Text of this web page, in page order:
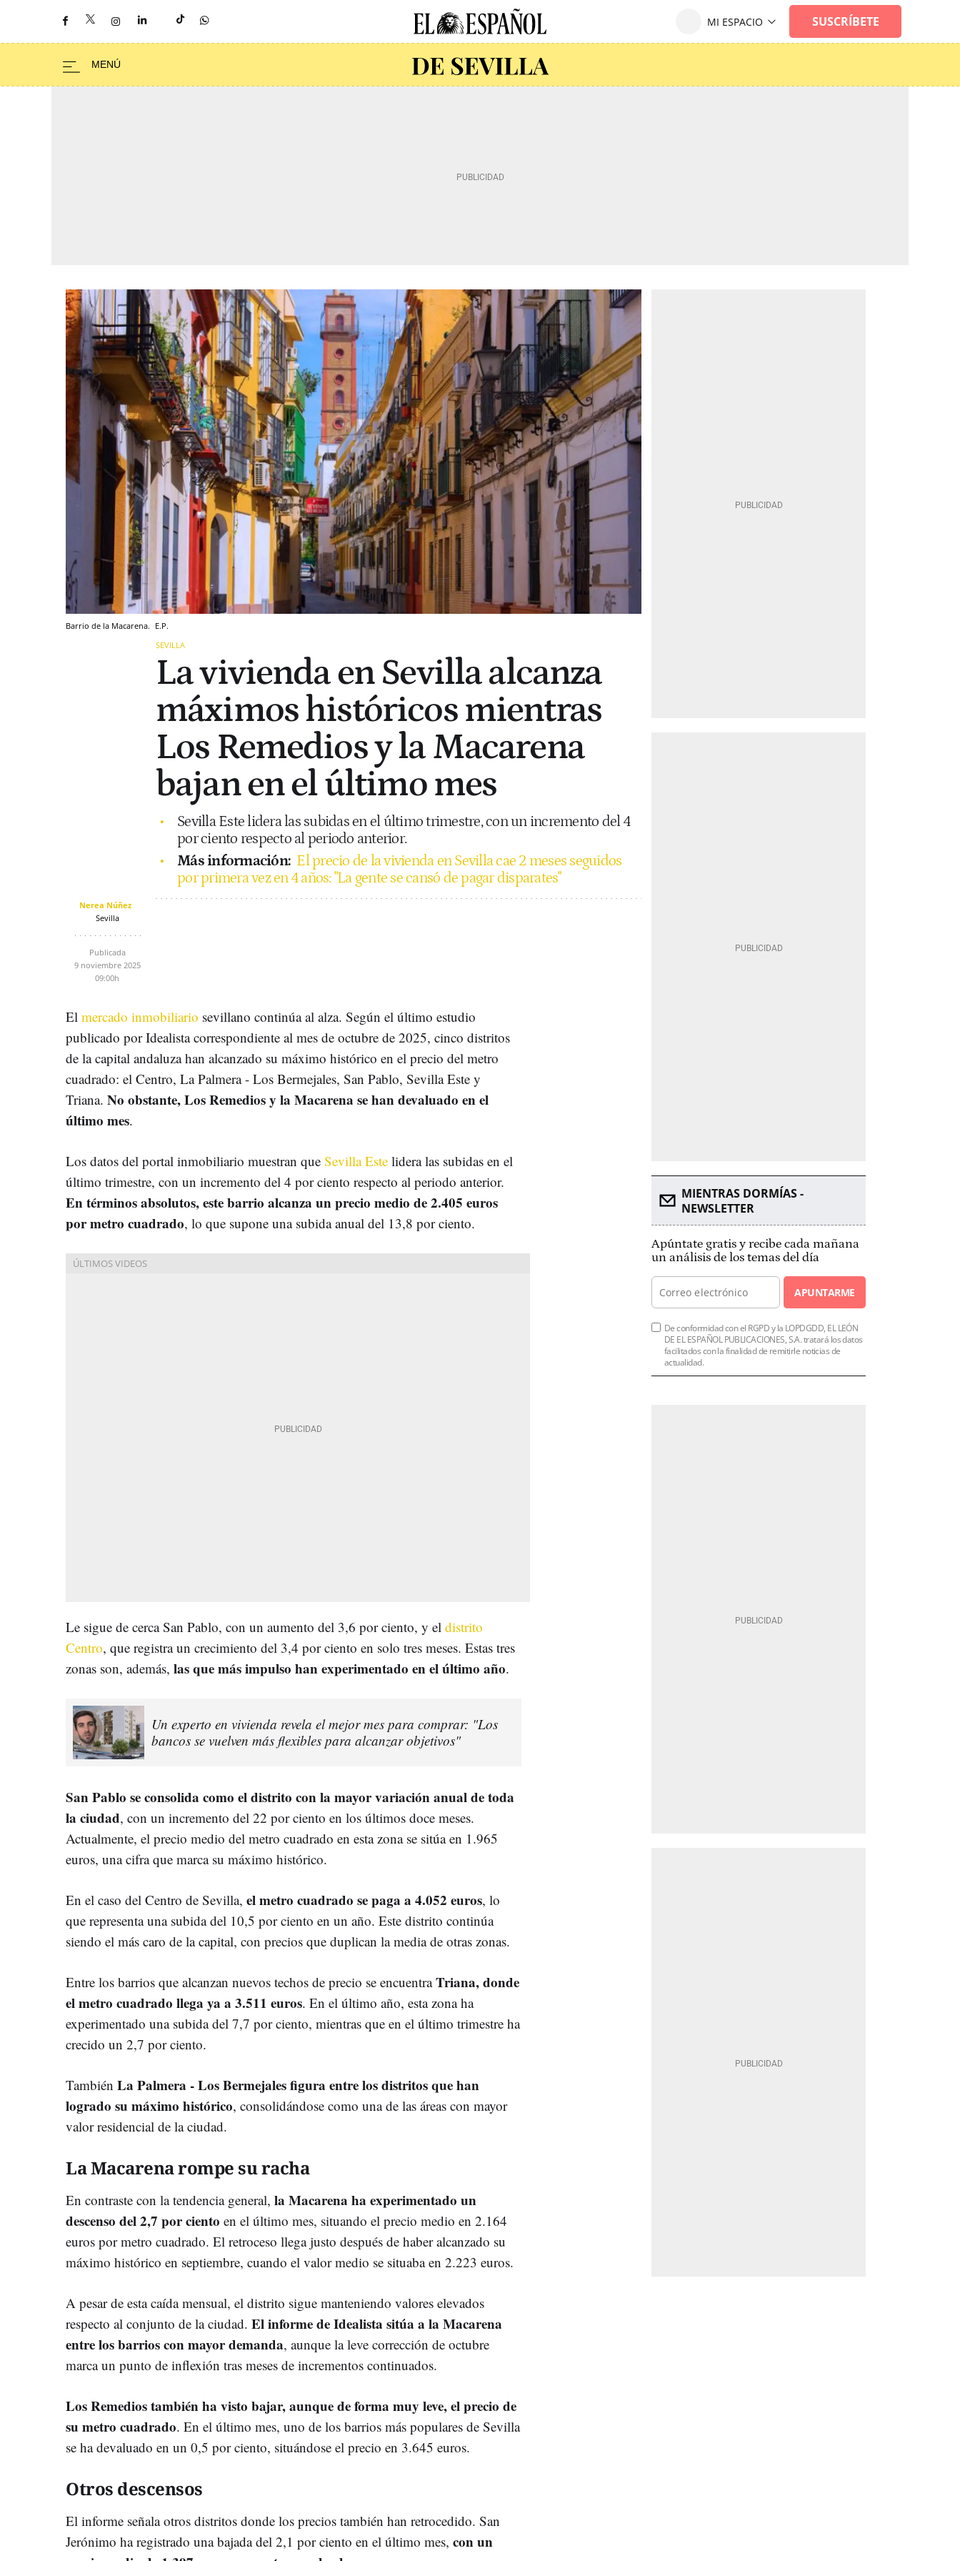
Barrio de la Macarena. E.P.
SEVILLA
La vivienda en Sevilla alcanza
máximos históricos mientras
Los Remedios y la Macarena
bajan en el último mes
Sevilla Este lidera las subidas en el último trimestre, con un incremento del 4
por ciento respecto al periodo anterior.
Más información: El precio de la vivienda en Sevilla cae 2 meses seguidos
por primera vez en 4 años: "La gente se cansó de pagar disparates"
Nerea Núñez
Sevilla
Publicada
9 noviembre 2025
09:00h
El mercado inmobiliario sevillano continúa al alza. Según el último estudio
publicado por Idealista correspondiente al mes de octubre de 2025, cinco distritos
de la capital andaluza han alcanzado su máximo histórico en el precio del metro
cuadrado: el Centro, La Palmera - Los Bermejales, San Pablo, Sevilla Este y
Triana. No obstante, Los Remedios y la Macarena se han devaluado en el
último mes.
Los datos del portal inmobiliario muestran que Sevilla Este lidera las subidas en el
último trimestre, con un incremento del 4 por ciento respecto al periodo anterior.
En términos absolutos, este barrio alcanza un precio medio de 2.405 euros
por metro cuadrado, lo que supone una subida anual del 13,8 por ciento.
Le sigue de cerca San Pablo, con un aumento del 3,6 por ciento, y el distrito
Centro, que registra un crecimiento del 3,4 por ciento en solo tres meses. Estas tres
zonas son, además, las que más impulso han experimentado en el último año.
Un experto en vivienda revela el mejor mes para comprar: "Los
bancos se vuelven más flexibles para alcanzar objetivos"
San Pablo se consolida como el distrito con la mayor variación anual de toda
la ciudad, con un incremento del 22 por ciento en los últimos doce meses.
Actualmente, el precio medio del metro cuadrado en esta zona se sitúa en 1.965
euros, una cifra que marca su máximo histórico.
En el caso del Centro de Sevilla, el metro cuadrado se paga a 4.052 euros, lo
que representa una subida del 10,5 por ciento en un año. Este distrito continúa
siendo el más caro de la capital, con precios que duplican la media de otras zonas.
Entre los barrios que alcanzan nuevos techos de precio se encuentraTriana, donde
el metro cuadrado llega ya a 3.511 euros. En el último año, esta zona ha
experimentado una subida del 7,7 por ciento, mientras que en el último trimestre ha
crecido un 2,7 por ciento.
También La Palmera - Los Bermejales figura entre los distritos que han
logrado su máximo histórico, consolidándose como una de las áreas con mayor
valor residencial de la ciudad.
La Macarena rompe su racha
En contraste con la tendencia general, la Macarena ha experimentado un
descenso del 2,7 por ciento en el último mes, situando el precio medio en 2.164
euros por metro cuadrado. El retroceso llega justo después de haber alcanzado su
máximo histórico en septiembre, cuando el valor medio se situaba en 2.223 euros.
A pesar de esta caída mensual, el distrito sigue manteniendo valores elevados
respecto al conjunto de la ciudad. El informe de Idealista sitúa a la Macarena
entre los barrios con mayor demanda, aunque la leve corrección de octubre
marca un punto de inflexión tras meses de incrementos continuados.
Los Remedios también ha visto bajar, aunque de forma muy leve, el precio de
su metro cuadrado. En el último mes, uno de los barrios más populares de Sevilla
se ha devaluado en un 0,5 por ciento, situándose el precio en 3.645 euros.
Otros descensos
El informe señala otros distritos donde los precios también han retrocedido. San
Jerónimo ha registrado una bajada del 2,1 por ciento en el último mes, con un
MIENTRAS DORMÍAS -
NEWSLETTER
Apúntate gratis y recibe cada mañana
un análisis de los temas del día
APUNTARME
De conformidad con el RGPD y la LOPDGDD, EL LEÓN
DE EL ESPAÑOL PUBLICACIONES, S.A. tratará los datos
facilitados con la finalidad de remitirle noticias de
actualidad.